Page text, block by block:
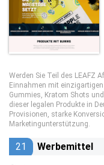
Werden Sie Teil des LEAFZ
Einnahmen mit
Gummies, Kratom Shots
dieser legalen Produkte in
Provisionen, starke
Marketingunterstützung.
21 Werbemittel